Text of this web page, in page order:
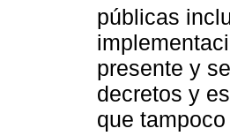
públicas
presente y
decretos y
que